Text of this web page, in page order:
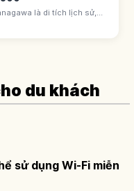
là di tích lịch sử,
kỷ 15. Hojo Soun chiếm
Hojo ~100 năm. Tháp
du khách
sử dụng Wi-Fi miễn